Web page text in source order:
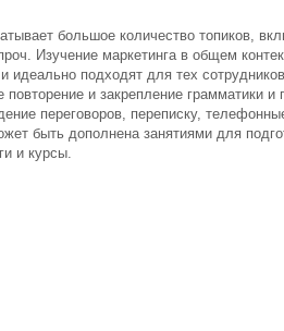
большое количество топиков,
Изучение маркетинга в общем
идеально подходят для тех
и закрепление грамматики и
переговоров, переписку,
быть дополнена занятиями для
и курсы.